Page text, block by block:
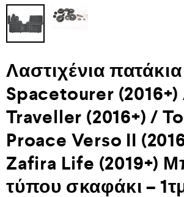
Λαστιχένια
Spacetourer
Traveller (2016+) /
Proace Verso II
Zafira Life (2019+)
τύπου σκαφάκι –